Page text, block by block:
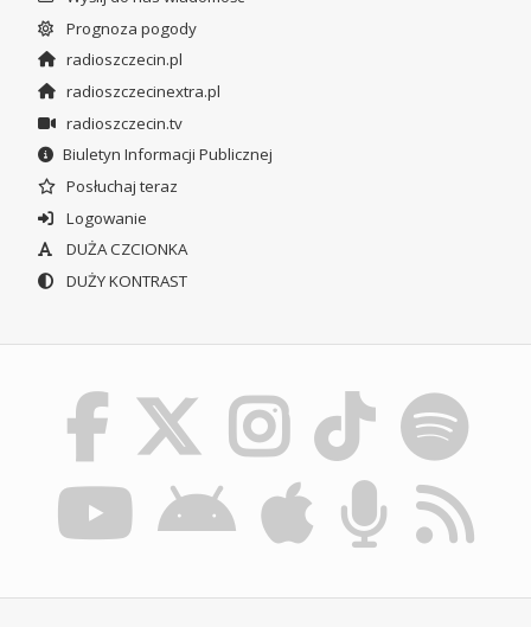
Prognoza pogody
radioszczecin.pl
radioszczecinextra.pl
radioszczecin.tv
Biuletyn Informacji Publicznej
Posłuchaj teraz
Logowanie
DUŻA CZCIONKA
DUŻY KONTRAST